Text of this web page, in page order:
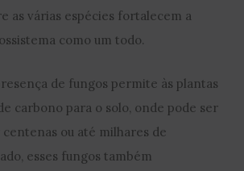
as várias espécies fortalecem a
como um todo.
de fungos permite às plantas
carbono para o solo, onde pode ser
ou até milhares de
esses fungos também